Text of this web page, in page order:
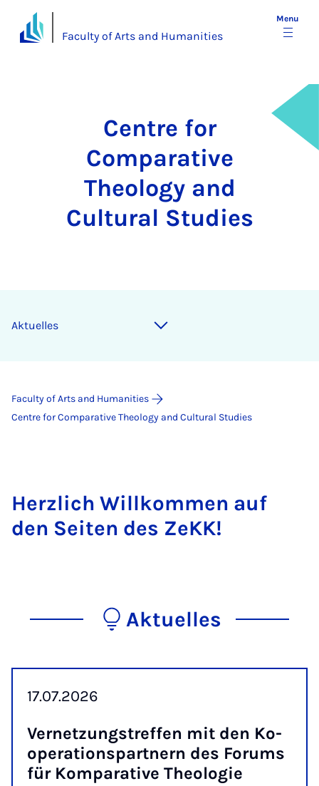
Faculty of Arts and Humanities
Menu
Centre for
Comparative
Theology and
Cultural Studies
Aktuelles
Faculty of Arts and Humanities
Centre for Comparative Theology and Cultural Studies
Herzlich Willkommen auf
den Seiten des ZeKK!
Aktuelles
17.07.2026
Vernet­zung­stref­fen mit den Ko­
op­er­a­tion­spart­nern des For­ums
für Kom­par­at­ive Theo­lo­gie